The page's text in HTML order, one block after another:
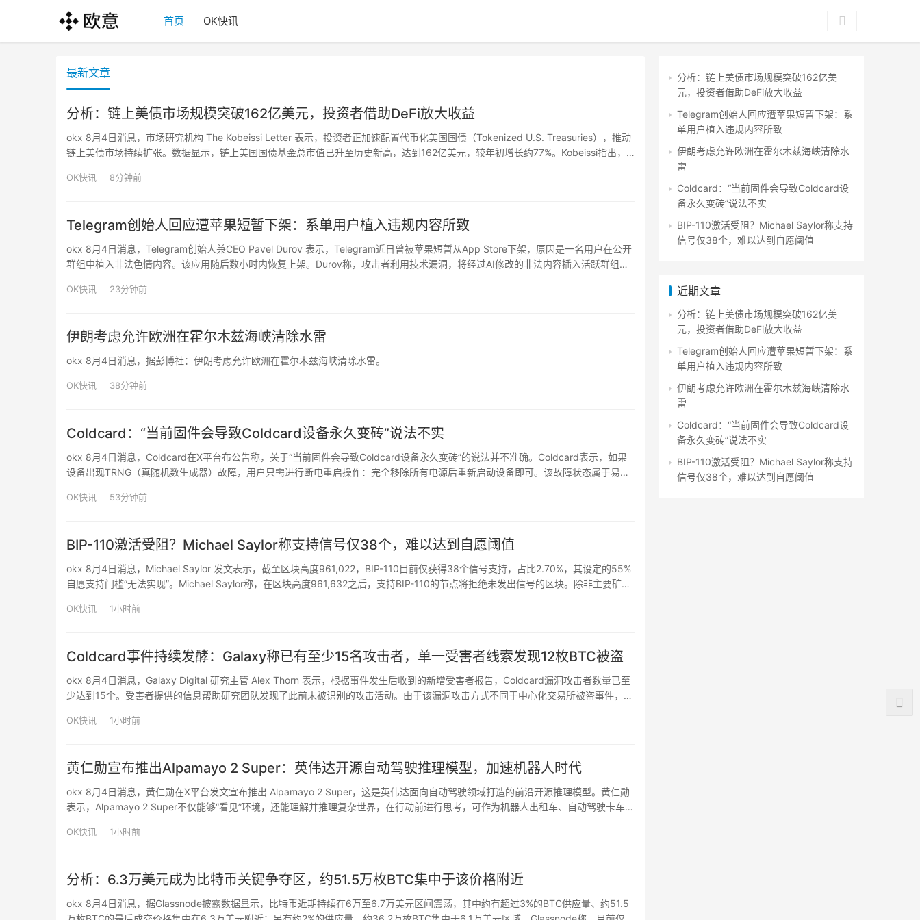
首页 OK快讯
最新文章
分析：链上美债市场规模突破162亿美元，投资者借助DeFi放大收益
okx 8月4日消息，市场研究机构 The Kobeissi Letter 表示，投资者正加速配置代币化美国国债（Tokenized U.S. Treasuries），推动
链上美债市场持续扩张。数据显示，链上美国国债基金总市值已升至历史新高，达到162亿美元，较年初增长约77%。Kobeissi指出，
OK快讯 8分钟前
Telegram创始人回应遭苹果短暂下架：系单用户植入违规内容所致
okx 8月4日消息，Telegram创始人兼CEO Pavel Durov 表示，Telegram近日曾被苹果短暂从App Store下架，原因是一名用户在公开
群组中植入非法色情内容。该应用随后数小时内恢复上架。Durov称，攻击者利用技术漏洞，将经过AI修改的非法内容插入活跃群组中
OK快讯 23分钟前
伊朗考虑允许欧洲在霍尔木兹海峡清除水雷
okx 8月4日消息，据彭博社：伊朗考虑允许欧洲在霍尔木兹海峡清除水雷。
OK快讯 38分钟前
Coldcard：“当前固件会导致Coldcard设备永久变砖”说法不实
okx 8月4日消息，Coldcard在X平台布公告称，关于“当前固件会导致Coldcard设备永久变砖”的说法并不准确。Coldcard表示，如果
设备出现TRNG（真随机数生成器）故障，用户只需进行断电重启操作：完全移除所有电源后重新启动设备即可。该故障状态属于易失
OK快讯 53分钟前
BIP-110激活受阻？Michael Saylor称支持信号仅38个，难以达到自愿阈值
okx 8月4日消息，Michael Saylor 发文表示，截至区块高度961,022，BIP-110目前仅获得38个信号支持，占比2.70%，其设定的55%
自愿支持门槛“无法实现”。Michael Saylor称，在区块高度961,632之后，支持BIP-110的节点将拒绝未发出信号的区块。除非主要矿工
OK快讯 1小时前
Coldcard事件持续发酵：Galaxy称已有至少15名攻击者，单一受害者线索发现12枚BTC被盗
okx 8月4日消息，Galaxy Digital 研究主管 Alex Thorn 表示，根据事件发生后收到的新增受害者报告，Coldcard漏洞攻击者数量已至
少达到15个。受害者提供的信息帮助研究团队发现了此前未被识别的攻击活动。由于该漏洞攻击方式不同于中心化交易所被盗事件，攻
OK快讯 1小时前
黄仁勋宣布推出Alpamayo 2 Super：英伟达开源自动驾驶推理模型，加速机器人时代
okx 8月4日消息，黄仁勋在X平台发文宣布推出 Alpamayo 2 Super，这是英伟达面向自动驾驶领域打造的前沿开源推理模型。黄仁勋
表示，Alpamayo 2 Super不仅能够“看见”环境，还能理解并推理复杂世界，在行动前进行思考，可作为机器人出租车、自动驾驶卡车、
OK快讯 1小时前
分析：6.3万美元成为比特币关键争夺区，约51.5万枚BTC集中于该价格附近
okx 8月4日消息，据Glassnode披露数据显示，比特币近期持续在6万至6.7万美元区间震荡，其中约有超过3%的BTC供应量、约51.5
分析：链上美债市场规模突破162亿美
元，投资者借助DeFi放大收益
Telegram创始人回应遭苹果短暂下架：系
单用户植入违规内容所致
伊朗考虑允许欧洲在霍尔木兹海峡清除水
雷
Coldcard：“当前固件会导致Coldcard设
备永久变砖”说法不实
BIP-110激活受阻？Michael Saylor称支持
信号仅38个，难以达到自愿阈值
近期文章
分析：链上美债市场规模突破162亿美
元，投资者借助DeFi放大收益
Telegram创始人回应遭苹果短暂下架：系
单用户植入违规内容所致
伊朗考虑允许欧洲在霍尔木兹海峡清除水
雷
Coldcard：“当前固件会导致Coldcard设
备永久变砖”说法不实
BIP-110激活受阻？Michael Saylor称支持
信号仅38个，难以达到自愿阈值